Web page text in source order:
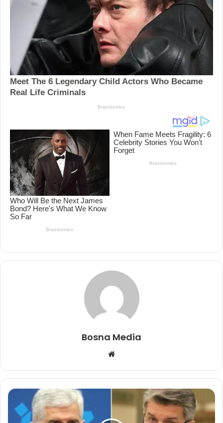
Bosna Media
Website